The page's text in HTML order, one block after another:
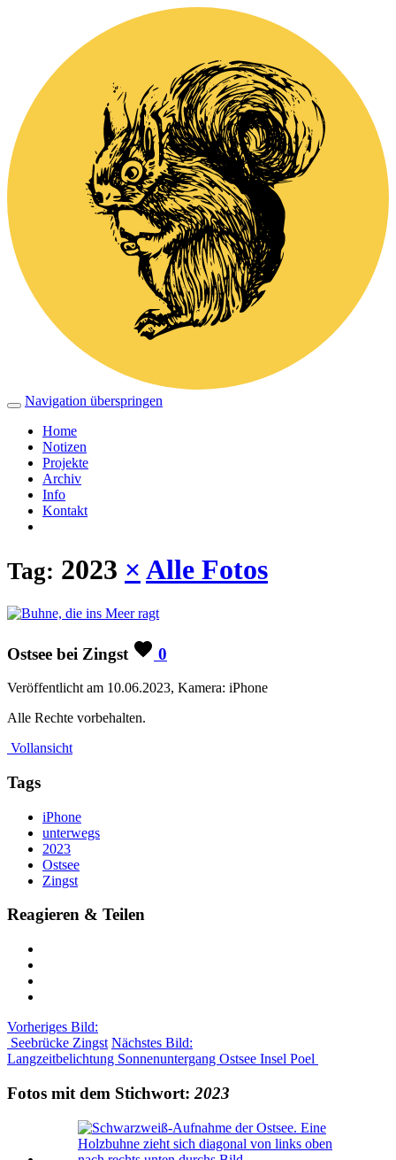
Navigation überspringen
Home
Notizen
Projekte
Archiv
Info
Kontakt
Tag: 2023 × Alle Fotos
Ostsee bei Zingst 0
Veröffentlicht am 10.06.2023, Kamera: iPhone
Alle Rechte vorbehalten.
Vollansicht
Tags
iPhone
unterwegs
2023
Ostsee
Zingst
Reagieren & Teilen
Vorheriges Bild:
Seebrücke Zingst Nächstes Bild:
Langzeitbelichtung Sonnenuntergang Ostsee Insel Poel
Fotos mit dem Stichwort: 2023